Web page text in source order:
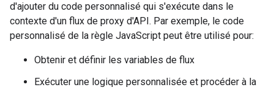
d'ajouter du code personnalisé qui s'exécute dans le
contexte d'un flux de proxy d'API. Par exemple, le code
personnalisé de la règle JavaScript peut être utilisé pour:
Obtenir et définir les variables de flux
Exécuter une logique personnalisée et procéder à la